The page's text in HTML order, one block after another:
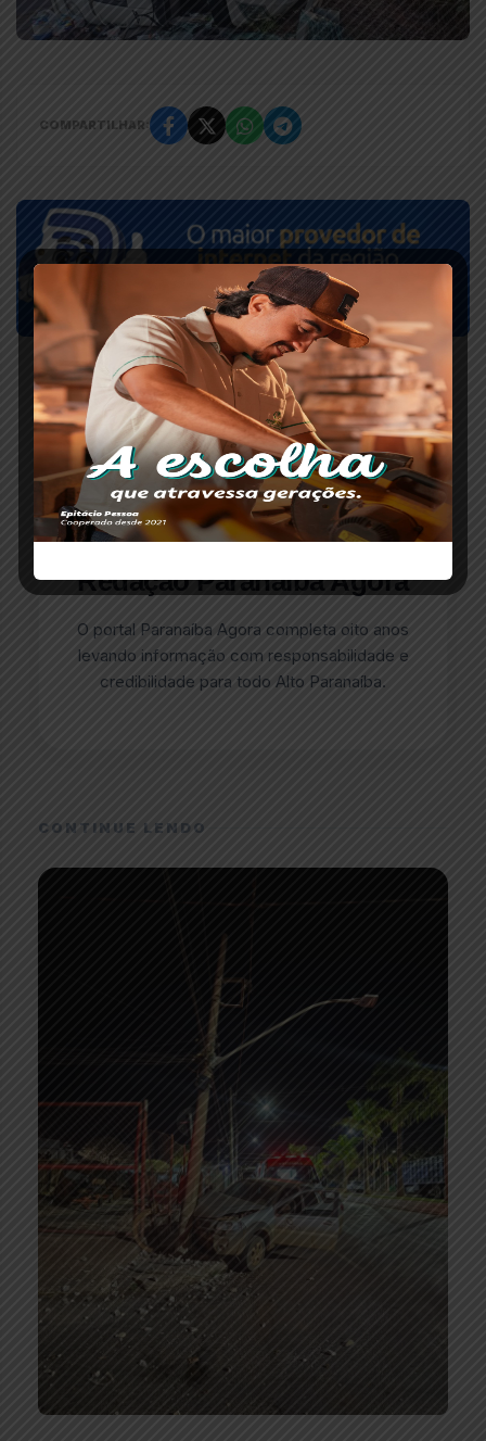
COMPARTILHAR:
ESCRITO POR
Redação Paranaíba Agora
O portal Paranaíba Agora completa oito anos
levando informação com responsabilidade e
credibilidade para todo Alto Paranaíba.
CONTINUE LENDO